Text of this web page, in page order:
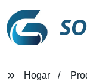
Hogar